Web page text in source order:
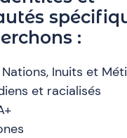
:
Inuits et
et racialisés